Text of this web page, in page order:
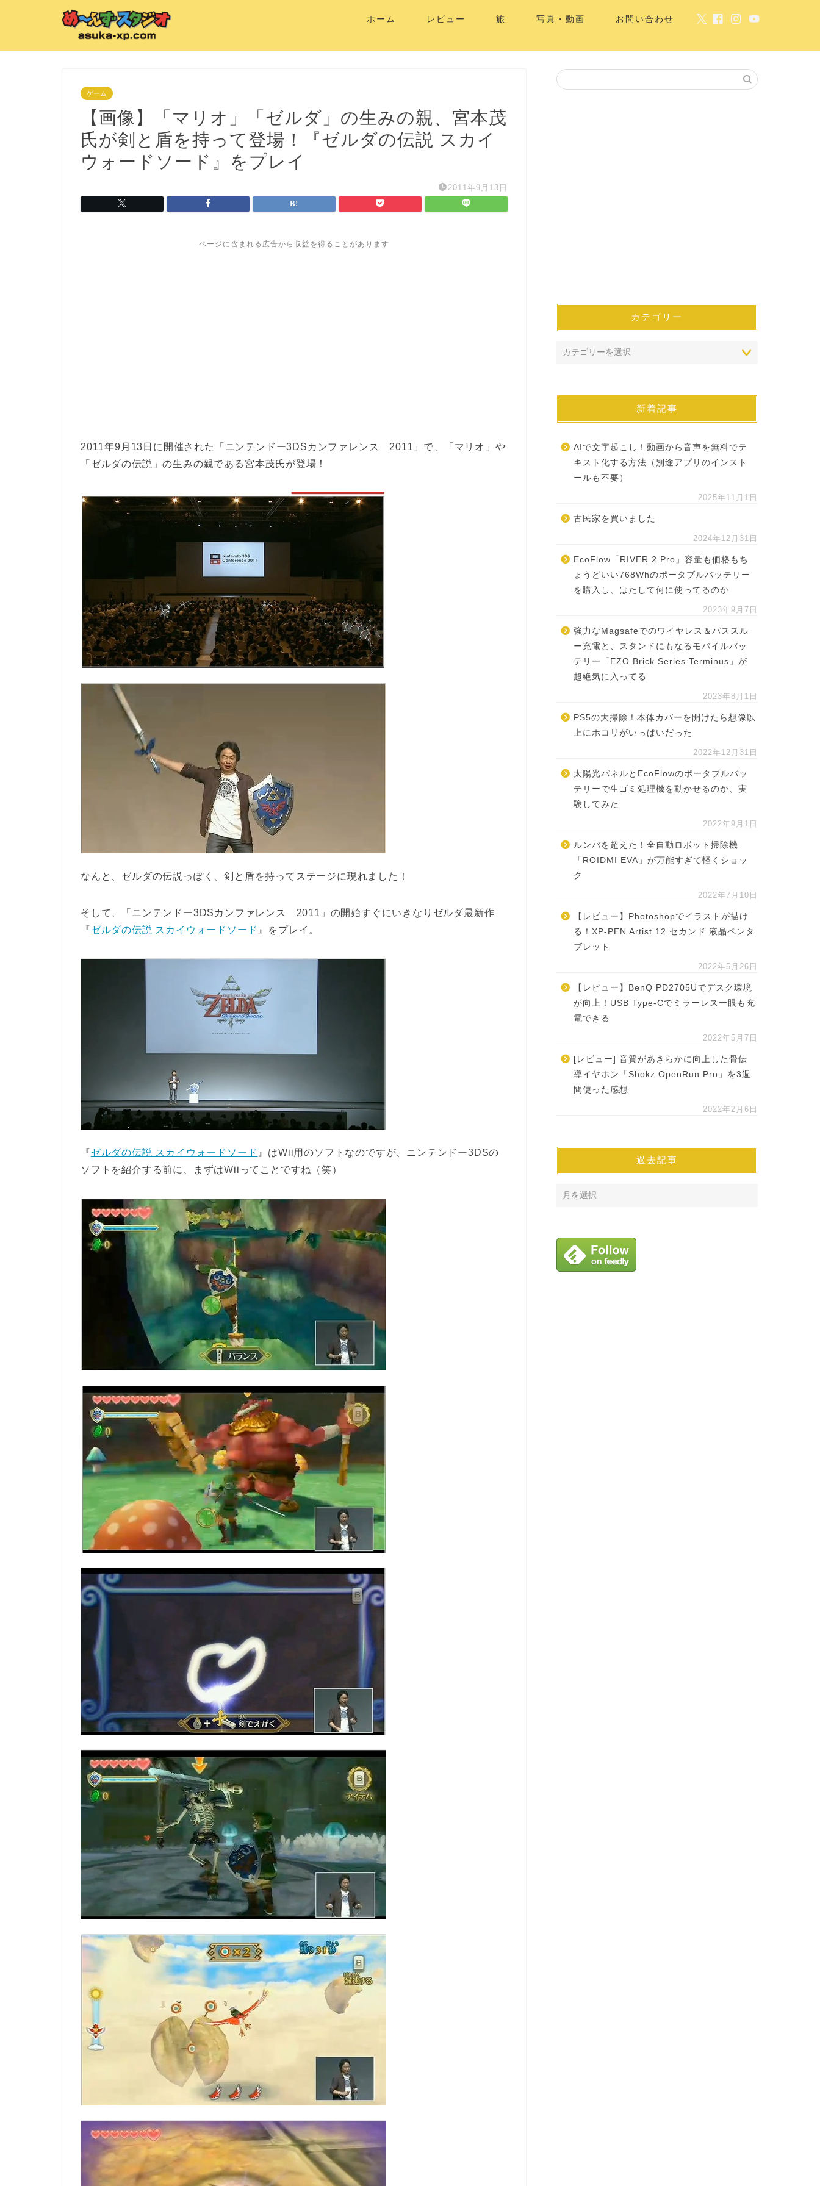
ホーム レビュー 旅 写真・動画 お問い合わせ
ゲーム
【画像】「マリオ」「ゼルダ」の生みの親、宮本茂
氏が剣と盾を持って登場！『ゼルダの伝説 スカイ
ウォードソード』をプレイ
2011年9月13日
ページに含まれる広告から収益を得ることがあります
2011年9月13日に開催された「ニンテンドー3DSカンファレンス 2011」で、「マリオ」や
「ゼルダの伝説」の生みの親である宮本茂氏が登場！
なんと、ゼルダの伝説っぽく、剣と盾を持ってステージに現れました！
そして、「ニンテンドー3DSカンファレンス 2011」の開始すぐにいきなりゼルダ最新作
『ゼルダの伝説 スカイウォードソード 』をプレイ。
『ゼルダの伝説 スカイウォードソード 』はWii用のソフトなのですが、ニンテンドー3DSの
ソフトを紹介する前に、まずはWiiってことですね（笑）
カテゴリー
新着記事
AIで文字起こし！動画から音声を無料でテ
キスト化する方法（別途アプリのインスト
ールも不要）
2025年11月1日
古民家を買いました
2024年12月31日
EcoFlow「RIVER 2 Pro」容量も価格もち
ょうどいい768Whのポータブルバッテリー
を購入し、はたして何に使ってるのか
2023年9月7日
強力なMagsafeでのワイヤレス＆パススル
ー充電と、スタンドにもなるモバイルバッ
テリー「EZO Brick Series Terminus」が
超絶気に入ってる
2023年8月1日
PS5の大掃除！本体カバーを開けたら想像以
上にホコリがいっぱいだった
2022年12月31日
太陽光パネルとEcoFlowのポータブルバッ
テリーで生ゴミ処理機を動かせるのか、実
験してみた
2022年9月1日
ルンバを超えた！全自動ロボット掃除機
「ROIDMI EVA」が万能すぎて軽くショッ
ク
2022年7月10日
【レビュー】Photoshopでイラストが描け
る！XP-PEN Artist 12 セカンド 液晶ペンタ
ブレット
2022年5月26日
【レビュー】BenQ PD2705Uでデスク環境
が向上！USB Type-Cでミラーレス一眼も充
電できる
2022年5月7日
[レビュー] 音質があきらかに向上した骨伝
導イヤホン「Shokz OpenRun Pro」を3週
間使った感想
2022年2月6日
過去記事